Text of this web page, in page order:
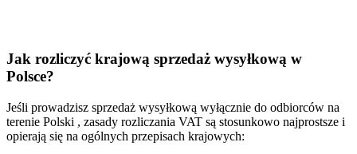
Jak rozliczyć krajową sprzedaż wysyłkową w
Polsce?
Jeśli prowadzisz sprzedaż wysyłkową wyłącznie do odbiorców na
terenie Polski , zasady rozliczania VAT są stosunkowo najprostsze i
opierają się na ogólnych przepisach krajowych: